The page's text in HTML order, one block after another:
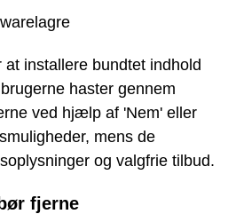
installere bundtet indhold
haster gennem
ved hjælp af 'Nem' eller
mens de
og valgfrie tilbud.
fjerne